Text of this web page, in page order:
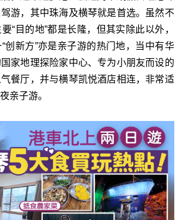
游，其中珠海及横琴就是首选。虽然不
“目的地”都是长隆，但其实除此以外，
创新方”亦是亲子游的热门地，当中有华
家地理探险家中心、专为小朋友而设的
餐厅，并与横琴凯悦酒店相连，非常适
亲子游。